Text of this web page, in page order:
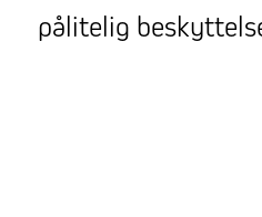
pålitelig